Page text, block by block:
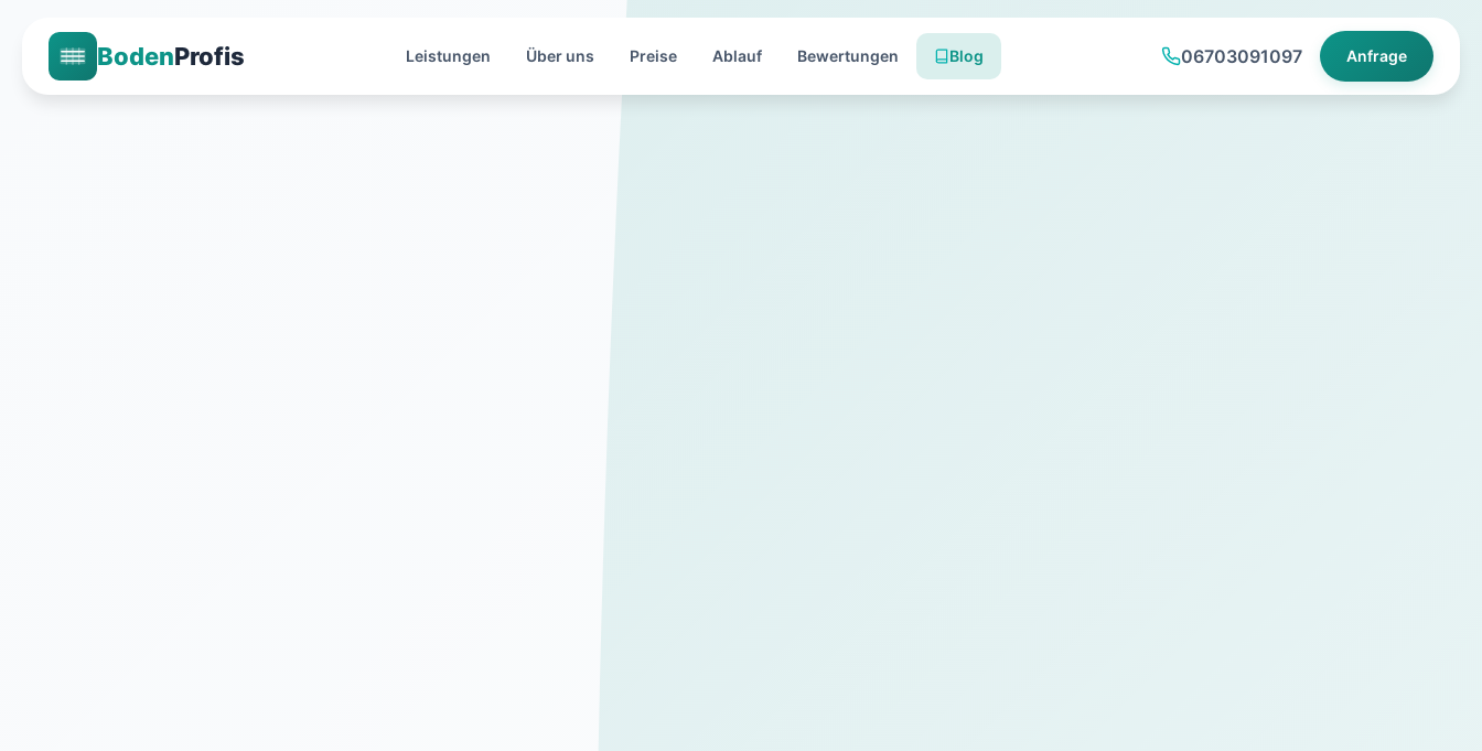
BodenProfis Leistungen Über uns Preise Ablauf Bewertungen Blog 06703091097 Anfrage